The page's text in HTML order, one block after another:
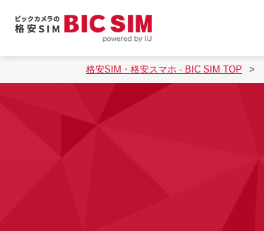
格安SIM・格安スマホ - BIC SIM TOP